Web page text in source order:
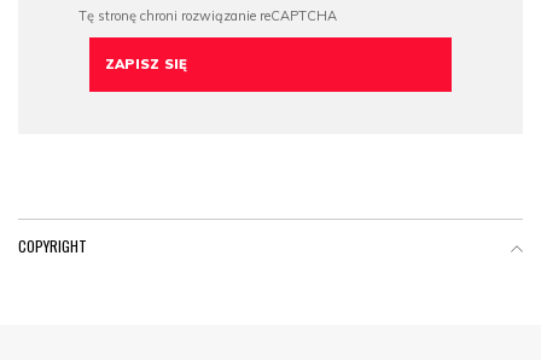
COPYRIGHT